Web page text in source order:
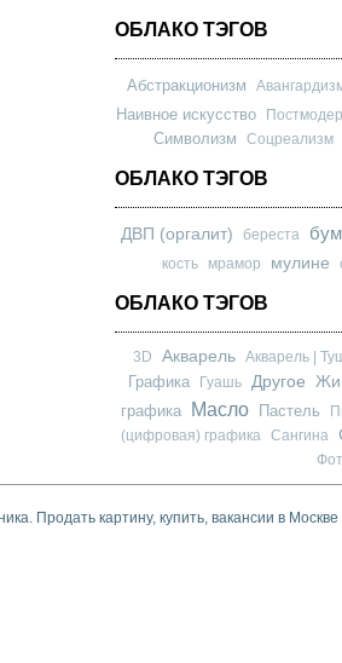
ОБЛАКО ТЭГОВ
Абстракционизм
Наивное искусство
Символизм Соцреализм
ОБЛАКО ТЭГОВ
ДВП (оргалит) береста
кость мрамор мулине
ОБЛАКО ТЭГОВ
3D Акварель Акварель |
Графика Гуашь Другое
графика
Масло Пастель
(цифровая) графика
Сангина
Продать картину, купить, вакансии в Москве